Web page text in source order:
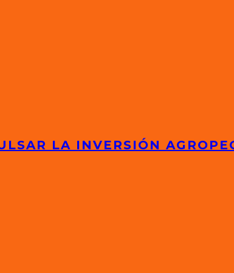
LA INVERSIÓN